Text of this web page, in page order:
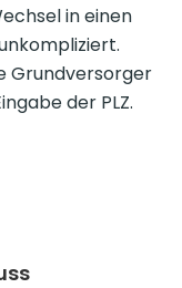
in einen
Grundversorger
der PLZ.